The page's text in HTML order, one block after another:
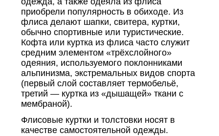
приобрели популярность в обиходе. Из
флиса делают шапки, свитера, куртки,
обычно спортивные или туристические.
Кофта или куртка из флиса часто служит
средним элементом «трёхслойного»
одеяния, используемого поклонниками
альпинизма, экстремальных видов спорта
(первый слой составляет термобельё,
третий — куртка из «дышащей» ткани с
мембраной).
Флисовые куртки и толстовки носят в
качестве самостоятельной одежды.